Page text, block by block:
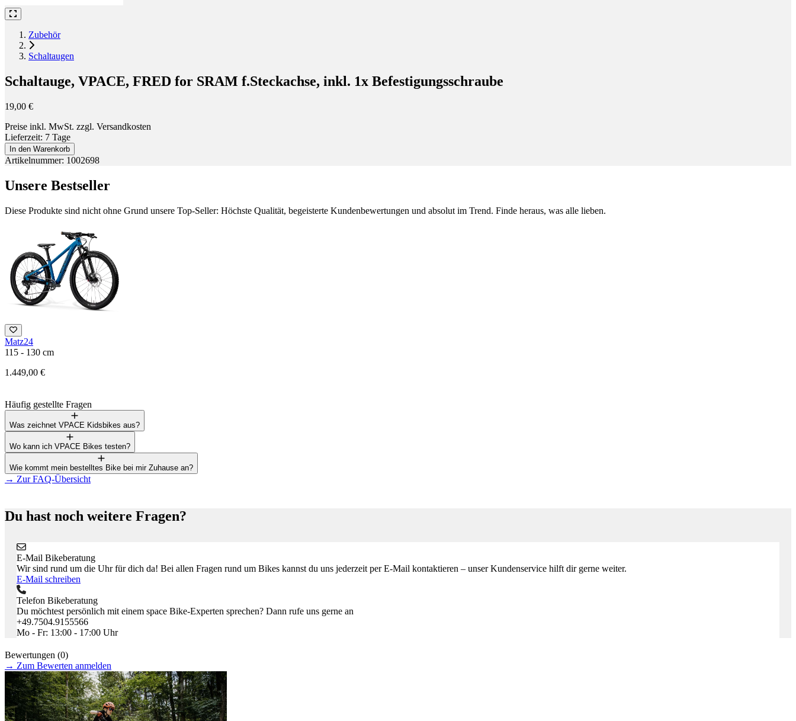
Zubehör
Schaltaugen
Schaltauge, VPACE, FRED for SRAM f.Steckachse, inkl. 1x Befestigungsschraube
19,00 €
Preise inkl. MwSt. zzgl. Versandkosten
Lieferzeit: 7 Tage
In den Warenkorb
Artikelnummer: 1002698
Unsere Bestseller
Diese Produkte sind nicht ohne Grund unsere Top-Seller: Höchste Qualität, begeisterte Kundenbewertungen und absolut im Trend. Finde heraus, was alle lieben.
Matz24
115 - 130 cm
1.449,00 €
Häufig gestellte Fragen
Was zeichnet VPACE Kidsbikes aus?
Wo kann ich VPACE Bikes testen?
Wie kommt mein bestelltes Bike bei mir Zuhause an?
→ Zur FAQ-Übersicht
Du hast noch weitere Fragen?
E-Mail Bikeberatung
Wir sind rund um die Uhr für dich da! Bei allen Fragen rund um Bikes kannst du uns jederzeit per E-Mail kontaktieren – unser Kundenservice hilft dir gerne weiter.
E-Mail schreiben
Telefon Bikeberatung
Du möchtest persönlich mit einem space Bike-Experten sprechen? Dann rufe uns gerne an
+49.7504.9155566
Mo - Fr: 13:00 - 17:00 Uhr
Bewertungen (0)
→ Zum Bewerten anmelden